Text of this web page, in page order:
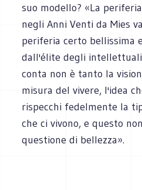
suo modello? «La
negli Anni Venti da Mies
periferia certo bellissima
dall'élite degli
conta non è tanto la
misura del vivere, l'idea
rispecchi fedelmente la
che ci vivono, e questo
questione di bellezza».